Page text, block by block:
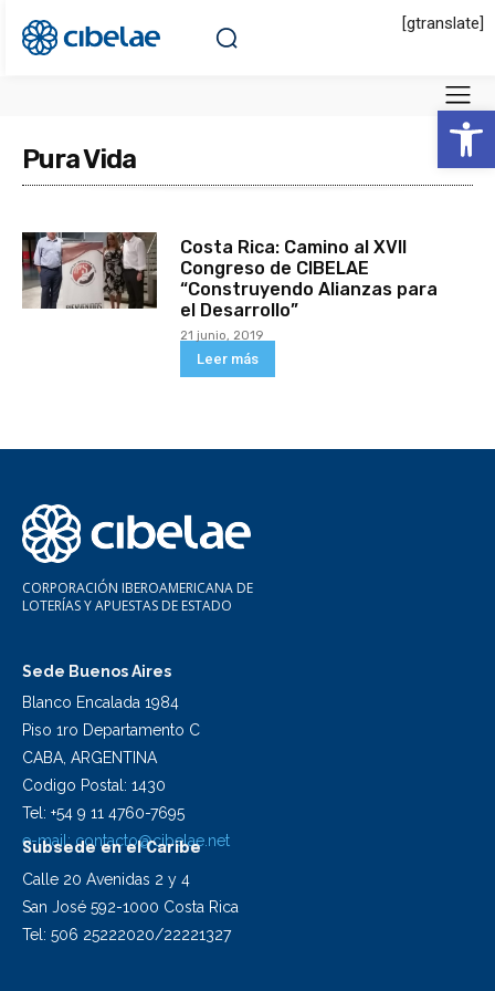
Abrir
[gtranslate]
Pura Vida
Costa Rica: Camino al XVII
Congreso de CIBELAE
“Construyendo Alianzas para
el Desarrollo”
21 junio, 2019
Leer más
CORPORACIÓN IBEROAMERICANA DE
LOTERÍAS Y APUESTAS DE ESTADO
Sede Buenos Aires
Blanco Encalada 1984
Piso 1ro Departamento C
CABA, ARGENTINA
Codigo Postal: 1430
Tel: +54 9 11 4760-7695
e-mail: contacto@cibelae.net
Subsede en el Caribe
Calle 20 Avenidas 2 y 4
San José 592-1000 Costa Rica
Tel: 506 25222020/22221327